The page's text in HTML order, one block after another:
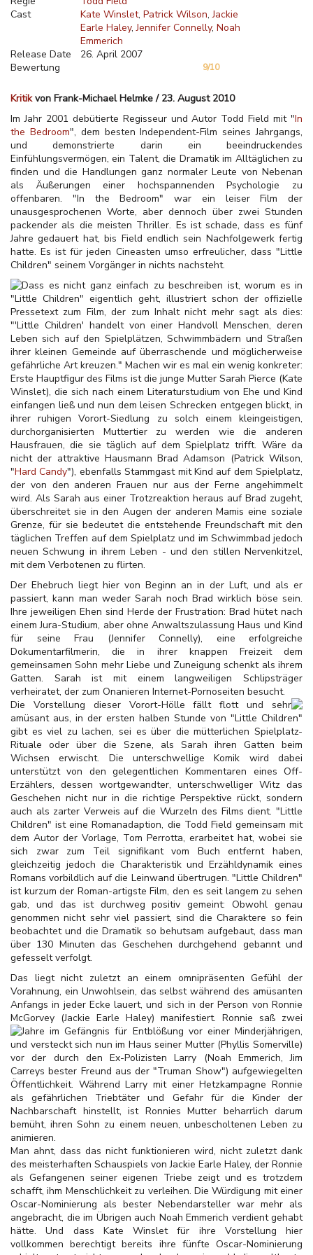
Cast
Kate Winslet Patrick Wilson Jackie
Earle Haley Jennifer Connelly Noah
Emmerich
Release Date
26. April 2007
Bewertung
9/10
Kritikvon Frank-Michael Helmke / 23. August 2010
Im Jahr 2001 debütierte Regisseur und Autor Todd Field mit "In
the Bedroom", dem besten Independent-Film seines Jahrgangs,
und demonstrierte darin ein beeindruckendes
Einfühlungsvermögen, ein Talent, die Dramatik im Alltäglichen zu
finden und die Handlungen ganz normaler Leute von Nebenan
als Äußerungen einer hochspannenden Psychologie zu
offenbaren. "In the Bedroom" war ein leiser Film der
unausgesprochenen Worte, aber dennoch über zwei Stunden
packender als die meisten Thriller. Es ist schade, dass es fünf
Jahre gedauert hat, bis Field endlich sein Nachfolgewerk fertig
hatte. Es ist für jeden Cineasten umso erfreulicher, dass "Little
Children" seinem Vorgänger in nichts nachsteht.
Dass es nicht ganz einfach zu beschreiben ist, worum es in
"Little Children" eigentlich geht, illustriert schon der offizielle
Pressetext zum Film, der zum Inhalt nicht mehr sagt als dies:
"'Little Children' handelt von einer Handvoll Menschen, deren
Leben sich auf den Spielplätzen, Schwimmbädern und Straßen
ihrer kleinen Gemeinde auf überraschende und möglicherweise
gefährliche Art kreuzen." Machen wir es mal ein wenig konkreter:
Erste Hauptfigur des Films ist die junge Mutter Sarah Pierce (Kate
Winslet), die sich nach einem Literaturstudium von Ehe und Kind
einfangen ließ und nun dem leisen Schrecken entgegen blickt, in
ihrer ruhigen Vorort-Siedlung zu solch einem kleingeistigen,
durchorganisierten Muttertier zu werden wie die anderen
Hausfrauen, die sie täglich auf dem Spielplatz trifft. Wäre da
nicht der attraktive Hausmann Brad Adamson (Patrick Wilson,
"Hard Candy"), ebenfalls Stammgast mit Kind auf dem Spielplatz,
der von den anderen Frauen nur aus der Ferne angehimmelt
wird. Als Sarah aus einer Trotzreaktion heraus auf Brad zugeht,
überschreitet sie in den Augen der anderen Mamis eine soziale
Grenze, für sie bedeutet die entstehende Freundschaft mit den
täglichen Treffen auf dem Spielplatz und im Schwimmbad jedoch
neuen Schwung in ihrem Leben - und den stillen Nervenkitzel,
mit dem Verbotenen zu flirten.
Der Ehebruch liegt hier von Beginn an in der Luft, und als er
passiert, kann man weder Sarah noch Brad wirklich böse sein.
Ihre jeweiligen Ehen sind Herde der Frustration: Brad hütet nach
einem Jura-Studium, aber ohne Anwaltszulassung Haus und Kind
für seine Frau (Jennifer Connelly), eine erfolgreiche
Dokumentarfilmerin, die in ihrer knappen Freizeit dem
gemeinsamen Sohn mehr Liebe und Zuneigung schenkt als ihrem
Gatten. Sarah ist mit einem langweiligen Schlipsträger
verheiratet, der zum Onanieren Internet-Pornoseiten besucht.
Die Vorstellung dieser Vorort-Hölle fällt flott und sehr
amüsant aus, in der ersten halben Stunde von "Little Children"
gibt es viel zu lachen, sei es über die mütterlichen Spielplatz-
Rituale oder über die Szene, als Sarah ihren Gatten beim
Wichsen erwischt. Die unterschwellige Komik wird dabei
unterstützt von den gelegentlichen Kommentaren eines Off-
Erzählers, dessen wortgewandter, unterschwelliger Witz das
Geschehen nicht nur in die richtige Perspektive rückt, sondern
auch als zarter Verweis auf die Wurzeln des Films dient. "Little
Children" ist eine Romanadaption, die Todd Field gemeinsam mit
dem Autor der Vorlage, Tom Perrotta, erarbeitet hat, wobei sie
sich zwar zum Teil signifikant vom Buch entfernt haben,
gleichzeitig jedoch die Charakteristik und Erzähldynamik eines
Romans vorbildlich auf die Leinwand übertrugen. "Little Children"
ist kurzum der Roman-artigste Film, den es seit langem zu sehen
gab, und das ist durchweg positiv gemeint: Obwohl genau
genommen nicht sehr viel passiert, sind die Charaktere so fein
beobachtet und die Dramatik so behutsam aufgebaut, dass man
über 130 Minuten das Geschehen durchgehend gebannt und
gefesselt verfolgt.
Das liegt nicht zuletzt an einem omnipräsenten Gefühl der
Vorahnung, ein Unwohlsein, das selbst während des amüsanten
Anfangs in jeder Ecke lauert, und sich in der Person von Ronnie
McGorvey (Jackie Earle Haley) manifestiert. Ronnie saß zwei
Jahre im Gefängnis für Entblößung vor einer Minderjährigen,
und versteckt sich nun im Haus seiner Mutter (Phyllis Somerville)
vor der durch den Ex-Polizisten Larry (Noah Emmerich, Jim
Carreys bester Freund aus der "Truman Show") aufgewiegelten
Öffentlichkeit. Während Larry mit einer Hetzkampagne Ronnie
als gefährlichen Triebtäter und Gefahr für die Kinder der
Nachbarschaft hinstellt, ist Ronnies Mutter beharrlich darum
bemüht, ihren Sohn zu einem neuen, unbescholtenen Leben zu
animieren.
Man ahnt, dass das nicht funktionieren wird, nicht zuletzt dank
des meisterhaften Schauspiels von Jackie Earle Haley, der Ronnie
als Gefangenen seiner eigenen Triebe zeigt und es trotzdem
schafft, ihm Menschlichkeit zu verleihen. Die Würdigung mit einer
Oscar-Nominierung als bester Nebendarsteller war mehr als
angebracht, die im Übrigen auch Noah Emmerich verdient gehabt
hätte. Und dass Kate Winslet für ihre Vorstellung hier
vollkommen berechtigt bereits ihre fünfte Oscar-Nominierung